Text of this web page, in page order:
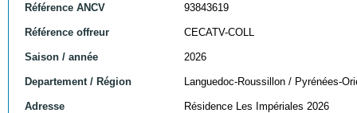
Référence ANCV 93843619
Référence offreur CECATV-COLL
Saison / année 2026
Departement / Région Languedoc-Roussillon / Pyrénées-
Adresse
Résidence Les Impériales 2026